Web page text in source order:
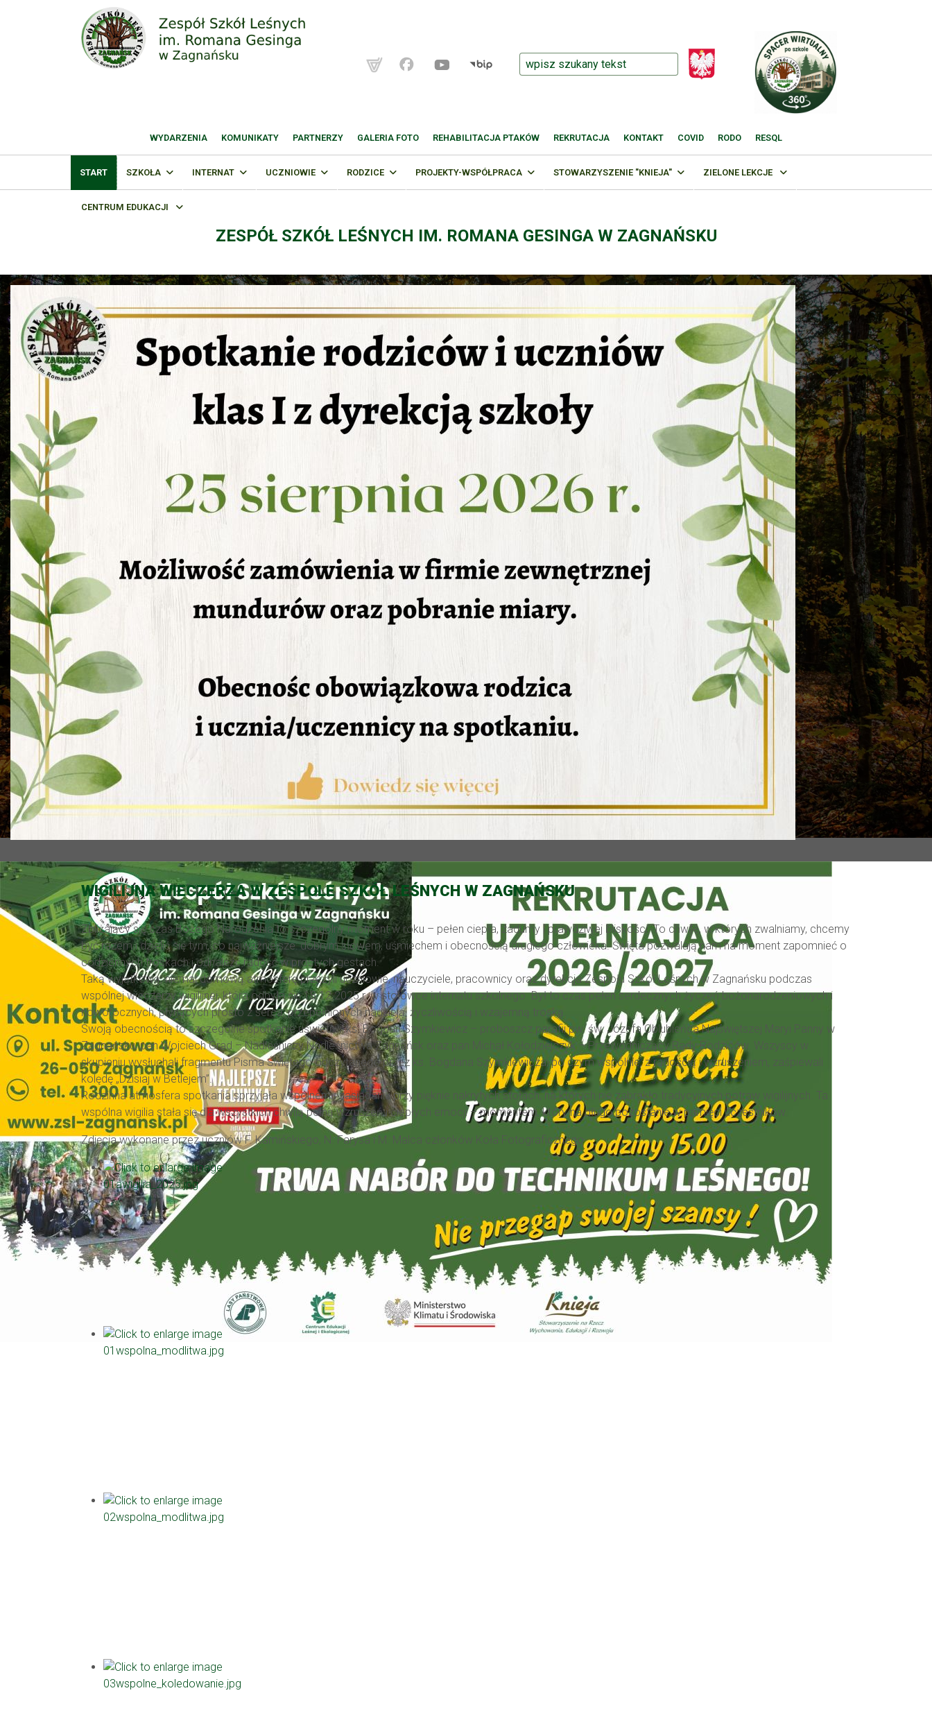
WYDARZENIA KOMUNIKATY PARTNERZY GALERIA FOTO REHABILITACJA PTAKÓW REKRUTACJA KONTAKT COVID RODO RESQL
START SZKOŁA INTERNAT UCZNIOWIE RODZICE PROJEKTY-WSPÓŁPRACA STOWARZYSZENIE "KNIEJA" ZIELONE LEKCJE
CENTRUM EDUKACJI
ZESPÓŁ SZKÓŁ LEŚNYCH IM. ROMANA GESINGA W ZAGNAŃSKU
WIGILIJNA WIECZERZA W ZESPOLE SZKÓŁ LEŚNYCH W ZAGNAŃSKU
Zbliżający się czas Bożego Narodzenia to szczególny moment w roku – pełen ciepła, zadumy i prawdziwej bliskości. To chwile, w których zwalniamy, chcemy
być razem i dzielić się tym, co najważniejsze: dobrym słowem, uśmiechem i obecnością drugiego człowieka. Święta pozwalają nam na moment zapomnieć o
codziennych troskach i odnaleźć radość w prostych gestach.
Taką wyjątkową, niemal domową atmosferę przeżyli uczniowie, nauczyciele, pracownicy oraz dyrekcja Zespołu Szkół Leśnych w Zagnańsku podczas
wspólnej wieczerzy wigilijnej, która odbyła się 18.12.2025 r. w stołówce internatu szkolnego. Był to czas pełen serdecznych życzeń bożonarodzeniowych i
noworocznych, płynących prosto z serca, przepełnionych nadzieją, życzliwością i wzajemną troską.
Swoją obecnością to szczególne spotkanie uświetnili: ks. Bogdan Szymkiewicz – proboszcz parafii pw. św. Józefa Oblubieńca Najświętszej Maryi Panny w
Zagnańsku, pan Wojciech Grad – Nadleśniczy Nadleśnictwa Zagnańsk oraz pan Michał Kołodziejczyk – Przewodniczący Rady Rodziców. Wszyscy w
skupieniu wysłuchali fragmentu Pisma Świętego odczytanego przez ks. Bogdana Szymkiewicza, po czym wspólnie, z radością i wzruszeniem, zaśpiewali
kolędę „Dzisiaj w Betlejem”.
Rodzinna atmosfera spotkania sprzyjała wspólnemu zasiadaniu przy pięknie nakrytych stołach, na których nie zabrakło tradycyjnych potraw wigilijnych. Ta
wspólna wigilia stała się dla wszystkich chwilą pełną wzruszeń i ciepłych emocji – momentem, który na długo pozostanie w pamięci uczestników.
Zdjęcia wykonane przez uczniów F. Kamińskiego, N. Farysa i M. Malca członków Koła Fotograficznego